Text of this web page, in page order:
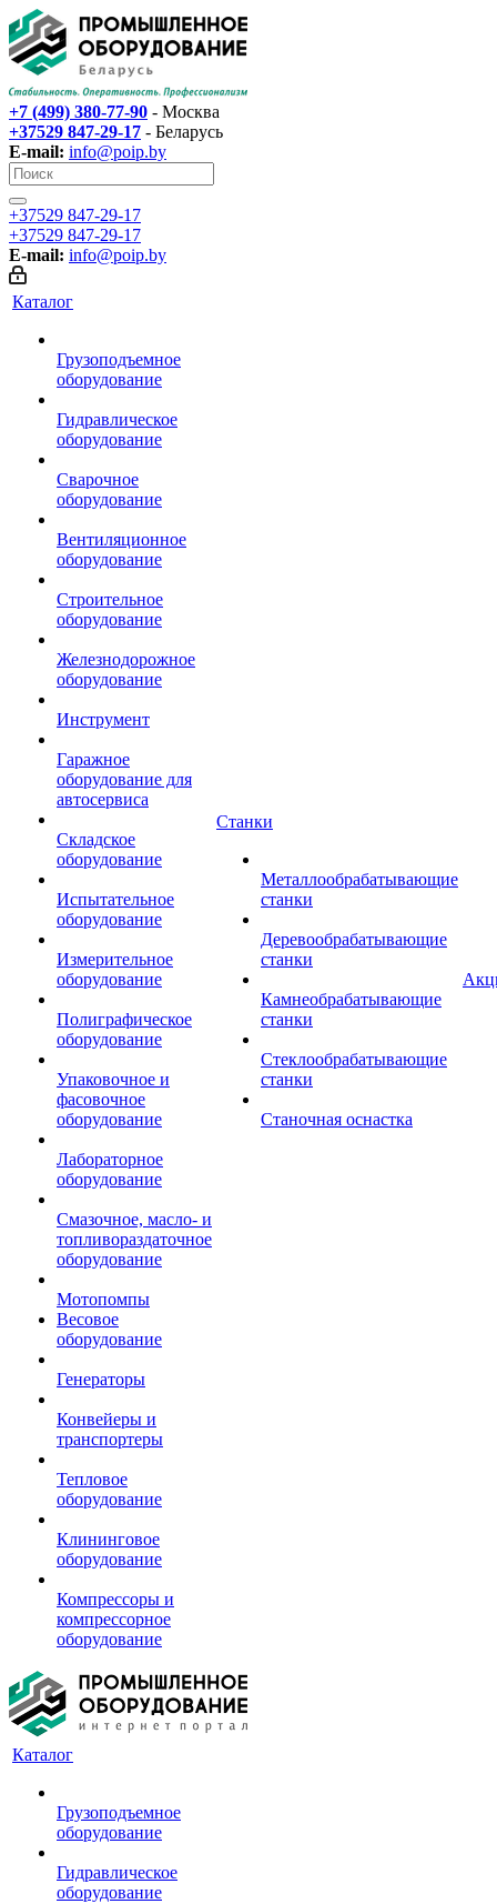
+7 (499) 380-77-90 - Москва
+37529 847-29-17‬ - Беларусь
E-mail: info@poip.by
+37529 847-29-17‬
+37529 847-29-17‬
E-mail: info@poip.by
Каталог
Грузоподъемное
оборудование
Гидравлическое
оборудование
Сварочное
оборудование
Вентиляционное
оборудование
Строительное
оборудование
Железнодорожное
оборудование
Инструмент
Гаражное
оборудование для
автосервиса
Складское
оборудование
Испытательное
оборудование
Измерительное
оборудование
Полиграфическое
оборудование
Упаковочное и
фасовочное
оборудование
Лабораторное
оборудование
Смазочное, масло- и
топливораздаточное
оборудование
Мотопомпы
Весовое
оборудование
Генераторы
Конвейеры и
транспортеры
Тепловое
оборудование
Клининговое
оборудование
Компрессоры и
компрессорное
оборудование
Станки
Металлообрабатывающие
станки
Деревообрабатывающие
станки
Камнеобрабатывающие
станки
Стеклообрабатывающие
станки
Станочная оснастка
Каталог
Грузоподъемное
оборудование
Гидравлическое
оборудование